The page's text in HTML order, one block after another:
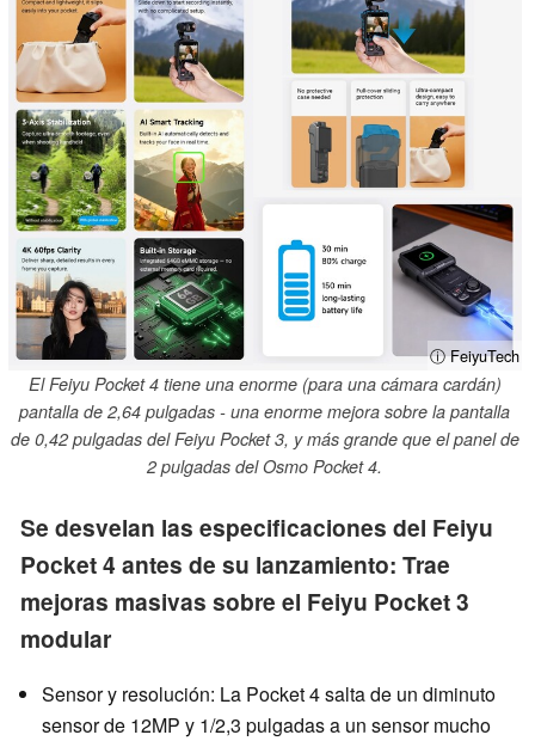
ⓘ FeiyuTech
El Feiyu Pocket 4 tiene una enorme (para una cámara cardán)
pantalla de 2,64 pulgadas - una enorme mejora sobre la pantalla
de 0,42 pulgadas del Feiyu Pocket 3, y más grande que el panel de
2 pulgadas del Osmo Pocket 4.
Se desvelan las especificaciones del Feiyu
Pocket 4 antes de su lanzamiento: Trae
mejoras masivas sobre el Feiyu Pocket 3
modular
Sensor y resolución: La Pocket 4 salta de un diminuto
sensor de 12MP y 1/2,3 pulgadas a un sensor mucho